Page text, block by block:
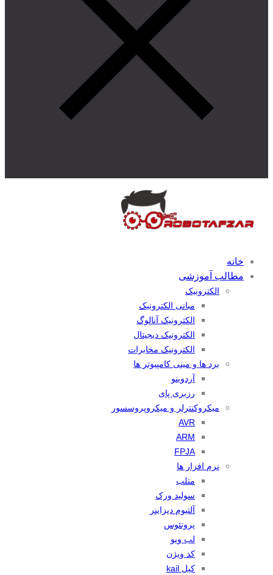
خانه
مطالب آموزشی
الکترونیک
مبانی الکترونیک
الکترونیک آنالوگ
الکترونیک دیجیتال
الکترونیک مخابرات
برد ها و مینی کامپیوتر ها
آردوینو
رزبری پای
میکروکنترلر و میکروپروسسور
AVR
ARM
FPJA
نرم افزار ها
متلب
سولید ورک
آلتیوم دیزاینر
پروتئوس
لب ویو
کد ویژن
کیل kail